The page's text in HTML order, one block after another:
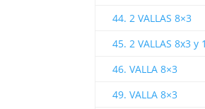
44. 2 VALLAS 8×3
45. 2 VALLAS 8x3 y
46. VALLA 8×3
49. VALLA 8×3